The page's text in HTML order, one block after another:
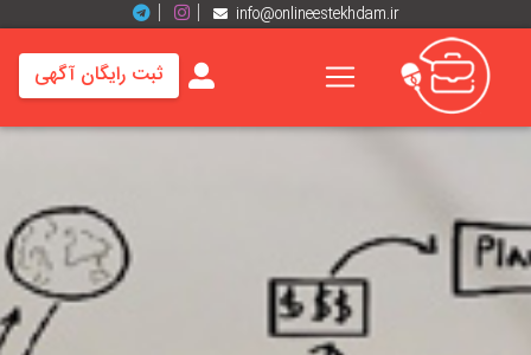
info@onlineestekhdam.ir
خانه
برند
ها
ثبت رایگان آگهی